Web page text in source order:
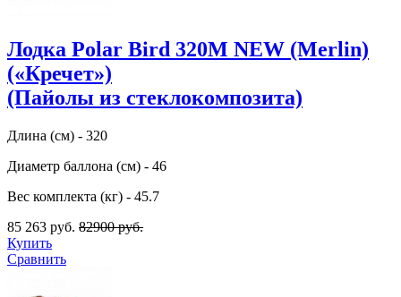
Лодка Polar Bird 320M NEW (Merlin)
(«Кречет»)
(Пайолы из стеклокомпозита)
Длина (см) - 320
Диаметр баллона (см) - 46
Вес комплекта (кг) - 45.7
85 263 руб. 82900 руб.
Купить
Сравнить